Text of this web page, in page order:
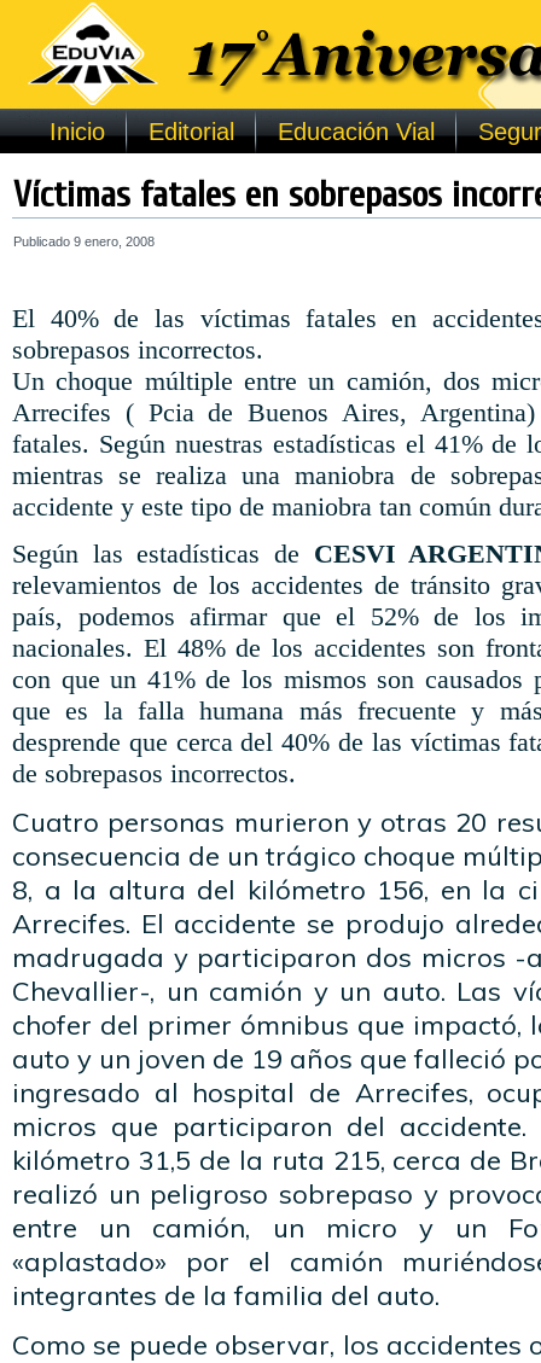
Inicio Editorial Educación Vial
Víctimas fatales en sobrepasos
Publicado 9 enero, 2008
El 40% de las víctimas fatales en
sobrepasos incorrectos.
Un choque múltiple entre un camión, dos
Arrecifes ( Pcia de Buenos Aires,
fatales. Según nuestras estadísticas el 41% de
mientras se realiza una maniobra de
accidente y este tipo de maniobra tan común
Según las estadísticas de CESVI
relevamientos de los accidentes de tránsito
país, podemos afirmar que el 52% de los
nacionales. El 48% de los accidentes son
con que un 41% de los mismos son
que es la falla humana más frecuente y
desprende que cerca del 40% de las víctimas
de sobrepasos incorrectos.
Cuatro personas murieron y otras 20
consecuencia de un trágico choque
8, a la altura del kilómetro 156, en la
Arrecifes. El accidente se produjo
madrugada y participaron dos micros -
Chevallier-, un camión y un auto. Las
chofer del primer ómnibus que impactó,
auto y un joven de 19 años que falleció
ingresado al hospital de Arrecifes,
micros que participaron del
kilómetro 31,5 de la ruta 215, cerca de
realizó un peligroso sobrepaso y
entre un camión, un micro y un
«aplastado» por el camión
integrantes de la familia del auto.
Como se puede observar, los accidentes